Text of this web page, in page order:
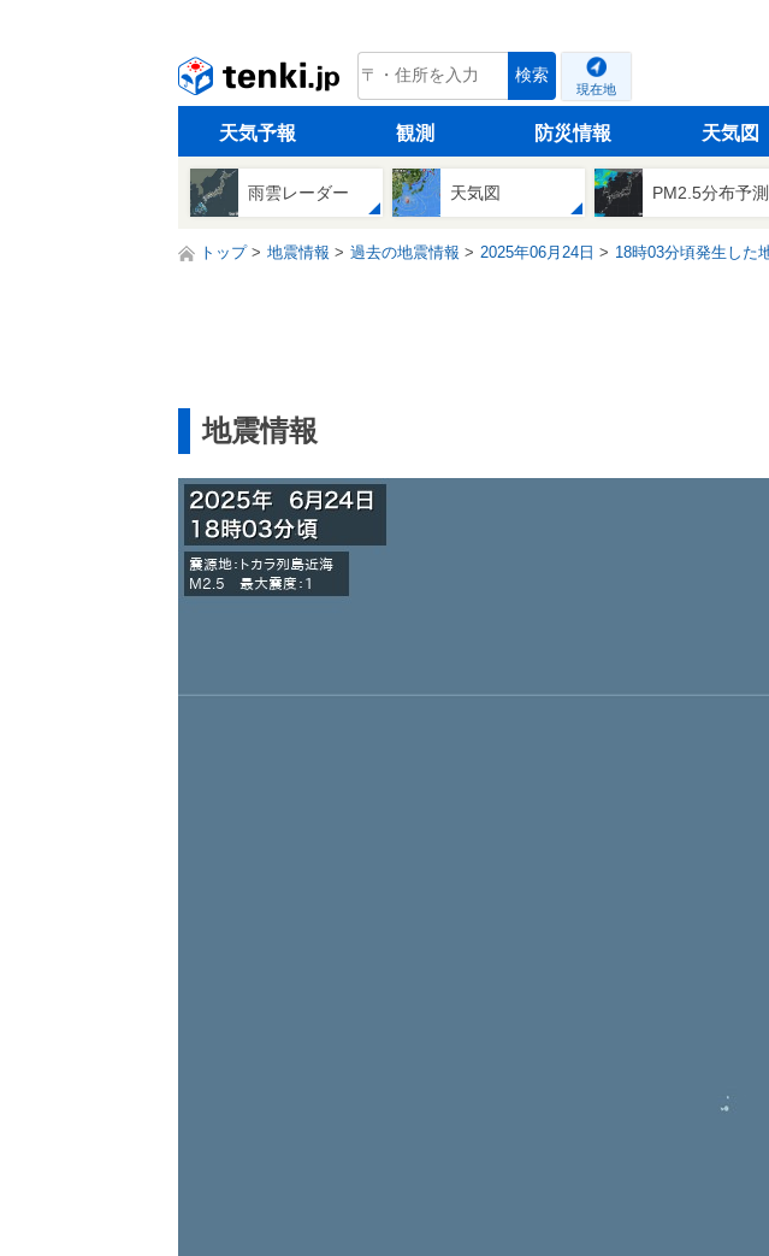
tenki.jp 検索
現在地
天気予報 観測 防災情報 天気図
雨雲レーダー 天気図 PM2.5分布予測
トップ 地震情報 過去の地震情報 2025年06月24日 18時03分頃発生した
地震情報